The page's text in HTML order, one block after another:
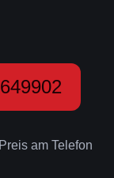
am Telefon